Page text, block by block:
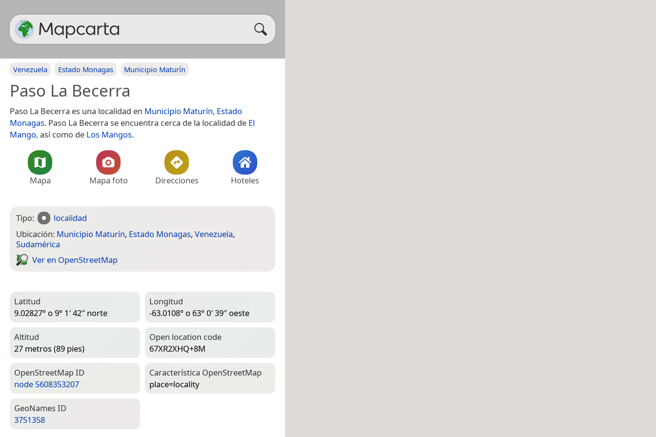
Venezuela Estado Monagas Municipio Maturín
Paso La Becerra
Paso La Becerra es una localidad en Municipio Maturín, Estado
Monagas. Paso La Becerra se encuentra cerca de la localidad de El
Mango, así como de Los Mangos.
Mapa Mapa foto Direcciones Hoteles
Tipo:
localidad
Ubicación: Municipio Maturín, Estado Monagas, Venezuela,
Sudamérica
Ver en Open­Street­Map
Latitud
9.02827° o 9° 1′ 42″ norte
Longitud
-63.0108° o 63° 0′ 39″ oeste
Altitud
27 metros (89 pies)
Open location code
67XR2XHQ+8M
Open­Street­Map ID
node 5608353207
Característica Open­Street­Map
place=­locality
Geo­Names ID
3751358